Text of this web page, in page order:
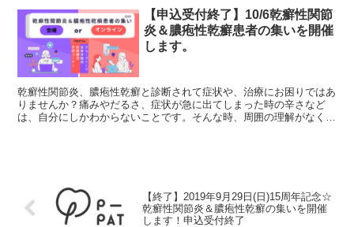
【申込受付終了】10/6乾癬性関節
炎＆膿疱性乾癬患者の集いを開催
します。
乾癬性関節炎、膿疱性乾癬と診断されて症状や、治療にお困りではあ
りませんか？痛みやだるさ、症状が急に出てしまった時の辛さなど
は、自分にしかわからないことです。そんな時、周囲の理解がなくち
【終了】2019年9月29日(日)15周年記念☆
乾癬性関節炎＆膿疱性乾癬の集いを開催
します！申込受付終了